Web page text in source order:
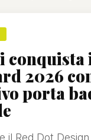
conquista
2026
porta
il Red Dot